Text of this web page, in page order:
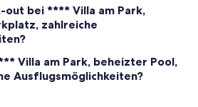
out bei **** Villa am Park,
zahlreiche
Villa am Park, beheizter Pool,
Ausflugsmöglichkeiten?